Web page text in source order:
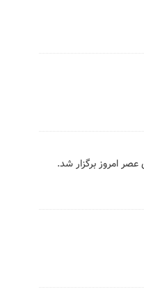
امروز برگزار شد.